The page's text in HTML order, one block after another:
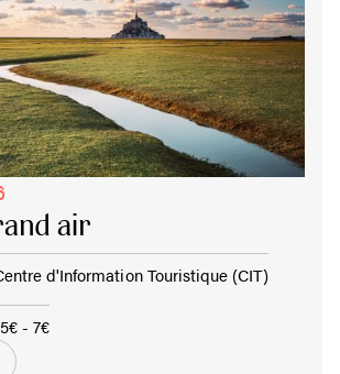
air
d'Information Touristique (CIT)
- 7€